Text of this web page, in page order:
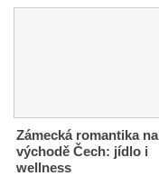
Zámecká romantika na
východě Čech: jídlo i
wellness